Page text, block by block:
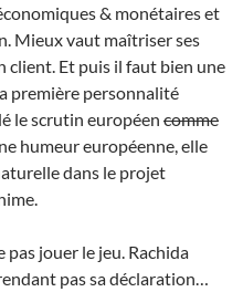
& monétaires et
Mieux vaut maîtriser ses
client. Et puis il faut bien une
première personnalité
le scrutin européen comme
humeur européenne, elle
dans le projet
jouer le jeu. Rachida
pas sa déclaration…